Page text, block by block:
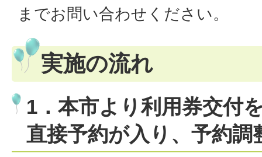
までお問い合わせください。
実施の流れ
1．本市より利用券交付
直接予約が入り、予約調